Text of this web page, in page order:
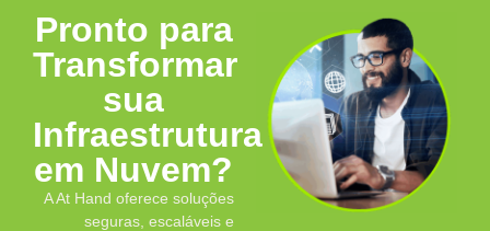
Pronto para
Transformar
sua
Infraestrutura
em Nuvem?
A At Hand oferece soluções
seguras, escaláveis e